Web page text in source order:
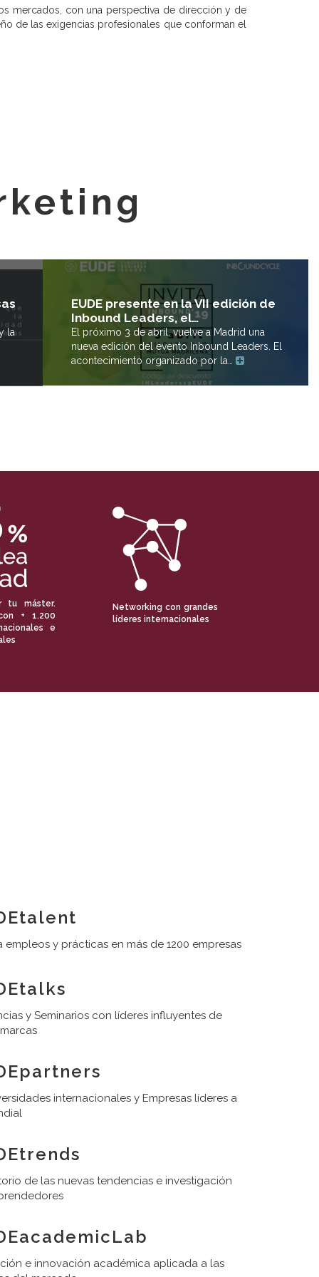
mercados, con una perspectiva de dirección y de
de las exigencias profesionales que conforman el
la
EUDE presente en la VII edición de
Inbound Leaders, el…
El próximo 3 de abril, vuelve a Madrid una
nueva edición del evento Inbound Leaders. El
acontecimiento organizado por la…
tu máster.
+ 1.200
e
Networking con grandes
líderes internacionales
empleos y prácticas en más de 1200 empresas
y Seminarios con líderes influyentes de
internacionales y Empresas líderes a
de las nuevas tendencias e investigación
e innovación académica aplicada a las